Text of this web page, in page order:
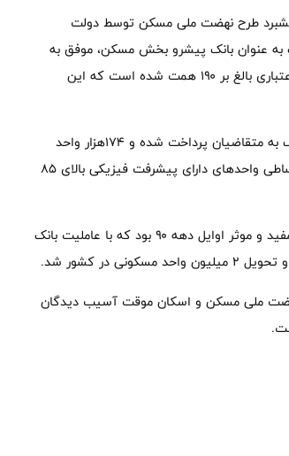
طرح نهضت ملی مسکن توسط دولت
به عنوان بانک پیشرو بخش مسکن، موفق به
انعقاد قرارداد تامین مالی ۳۹۱هزار واحد مسکونی نهضت ملی مسکن با اعتباری بالغ بر ۱۹۰ همت شده است که این
وی ادامه داد: از این میزان تاکنون ۱۵۰ همت به عنوان سهم‌الشرکه بانک به متقاضیان پرداخت شده و ۱۷۴هزار واحد
مسکونی نیز تحویل داده شده است. سیاست بانک مسکن ، فروش اقساطی واحدهای دارای پیشرفت فیزیکی بالای ۸۵
دکتر خورسندیان در خصوص مسکن مهر گفت: مسکن مهر از طرح‌های مفید و موثر اوایل دهه ۹۰ بود که با عاملیت بانک
کشور شد.
ملی مسکن و اسکان موقت آسیب دیدگان